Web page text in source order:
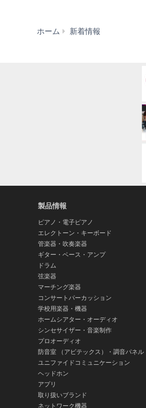
ホーム 新着情報
製品情報
ピアノ・電子ピアノ
エレクトーン・キーボード
管楽器・吹奏楽器
ギター・ベース・アンプ
ドラム
弦楽器
マーチング楽器
コンサートパーカッション
学校用楽器・機器
ホームシアター・オーディオ
シンセサイザー・音楽制作
プロオーディオ
防音室 （アビテックス）・調音パネル
ユニファイドコミュニケーション
ヘッドホン
アプリ
取り扱いブランド
ネットワーク機器